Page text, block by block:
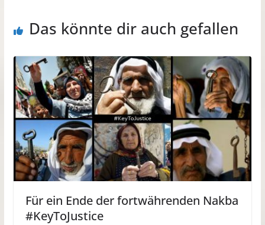
Das könnte dir auch gefallen
Für ein Ende der fortwährenden Nakba
#KeyToJustice